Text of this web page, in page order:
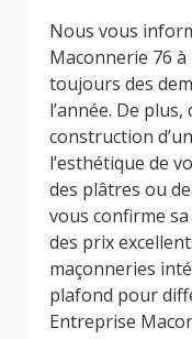
Nous vous
Maconnerie 76
toujours des
l’année. De
construction
l’esthétique de
des plâtres ou
vous confirme
des prix
maçonneries
plafond pour
Entreprise